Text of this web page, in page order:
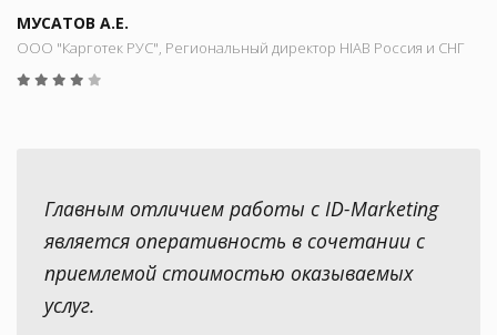
МУСАТОВ А.Е.
ООО "Карготек РУС", Региональный директор HIAB Россия и СНГ
Главным отличием работы с ID-Marketing
является оперативность в сочетании с
приемлемой стоимостью оказываемых
услуг.